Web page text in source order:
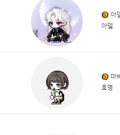
아
아델
마
호영